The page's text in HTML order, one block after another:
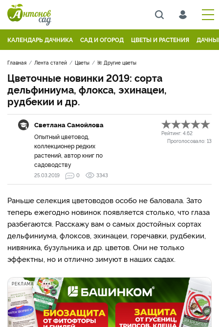
КАЛЕНДАРЬ ДАЧНИКА САД И ОГОРОД ЦВЕТЫ И РАСТЕНИЯ
Главная Лента статей Цветы 🌺 Другие цветы
Цветочные новинки 2019: сорта
дельфиниума, флокса, эхинацеи,
рудбекии и др.
Светлана Самойлова
Опытный цветовод,
коллекционер редких
растений, автор книг по
садоводству
Рейтинг: 4.62
Проголосовало: 13
25.03.2019 0 3343
Раньше селекция цветоводов особо не баловала. Зато
теперь ежегодно новинок появляется столько, что глаза
разбегаются. Расскажу вам о самых достойных сортах
дельфиниума, флоксов, эхинацеи, горечавки, рудбекии,
нивяника, бузульника и др. цветов. Они не только
эффектны, но и отлично зимуют в наших садах.
РЕКЛАМА